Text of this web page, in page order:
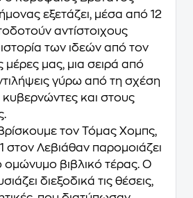
εξετάζει, μέσα από 12
αντίστοιχους
των ιδεών από τον
μέρες μας, μια σειρά από
γύρω από τη σχέση
και στους
τον Τόμας Χομπς,
στον Λεβιάθαν παρομοιάζει
ομώνυμο βιβλικό τέρας. Ο
διεξοδικά τις θέσεις,